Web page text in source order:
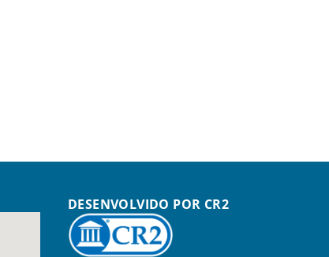
DESENVOLVIDO POR CR2